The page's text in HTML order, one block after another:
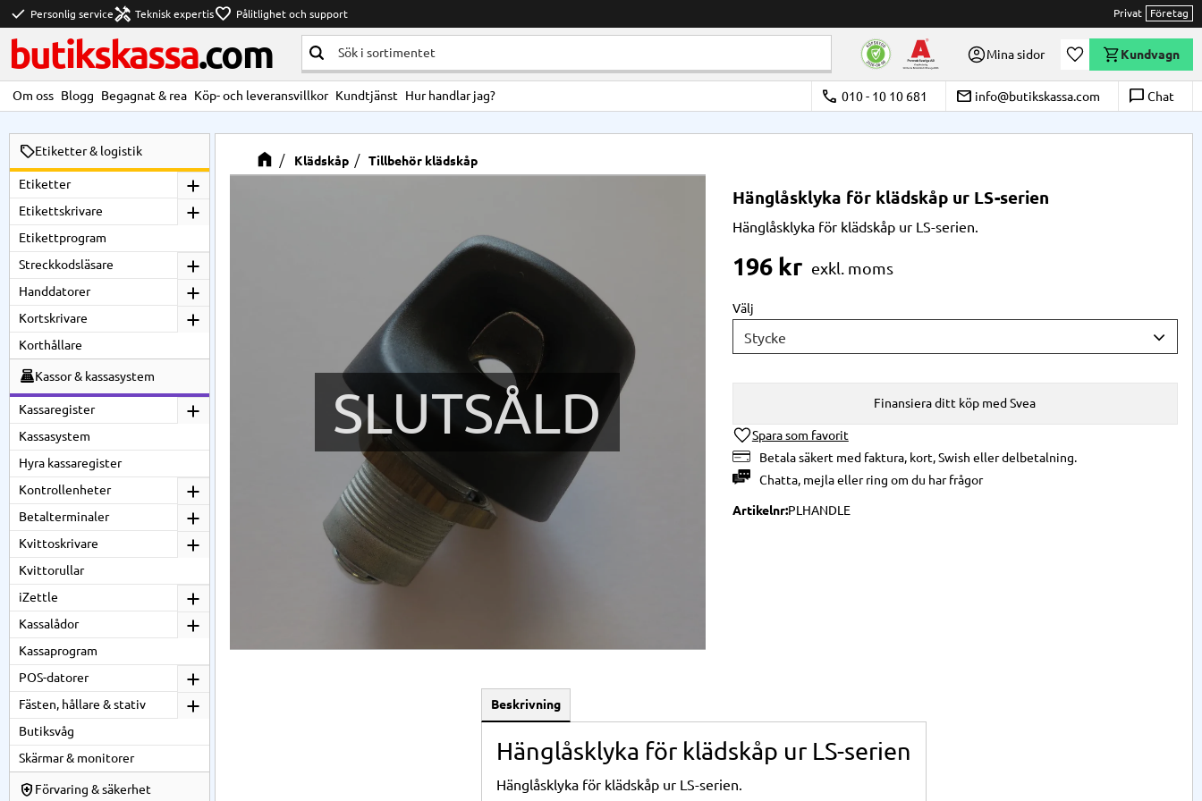
check Personlig servicehandyman Teknisk expertisfavorite Pålitlighet och support Privat Företag
butikskassa.com Mina sidor Önskelista
Kundvagn
Om oss Blogg Begagnat & rea Köp- och leveransvillkor Kundtjänst Hur handlar jag? call 010 - 10 10 681 email info@butikskassa.com chat_bubble_outline Chat
Klädskåp Tillbehör klädskåp
Hänglåsklyka för klädskåp ur LS-serien
Hänglåsklyka för klädskåp ur LS-serien.
SLUTSÅLD
196kr
Välj
Lägg till i önskelista
Betala säkert med faktura, kort, Swish eller delbetalning.
Chatta, mejlaellerring om du har frågor
Finansiera ditt köp med Svea
ArtikelnrPLHANDLE
Beskrivning
Hänglåsklyka för klädskåp ur LS-serien
Hänglåsklyka för klädskåp ur LS-serien.
Etiketter & logistik
Etiketter
Etikettskrivare
Etikettprogram
Streckkodsläsare
Handdatorer
Kortskrivare
Korthållare
Kassor & kassasystem
Kassaregister
Kassasystem
Hyra kassaregister
Kontrollenheter
Betalterminaler
Kvittoskrivare
Kvittorullar
iZettle
Kassalådor
Kassaprogram
POS-datorer
Fästen, hållare & stativ
Butiksvåg
Skärmar & monitorer
Förvaring & säkerhet